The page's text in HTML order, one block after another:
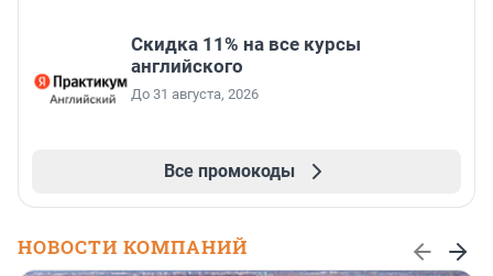
Скидка 11% на все курсы
английского
До 31 августа, 2026
Все промокоды
НОВОСТИ КОМПАНИЙ